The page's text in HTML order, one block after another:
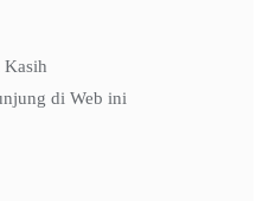
Kasih
di Web ini